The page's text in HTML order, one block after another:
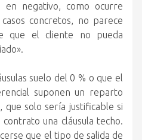
en negativo, como ocurre
concretos, no parece
que el cliente no pueda
suelo del 0 % o que el
suponen un reparto
que solo sería justificable si
una cláusula techo.
que el tipo de salida de